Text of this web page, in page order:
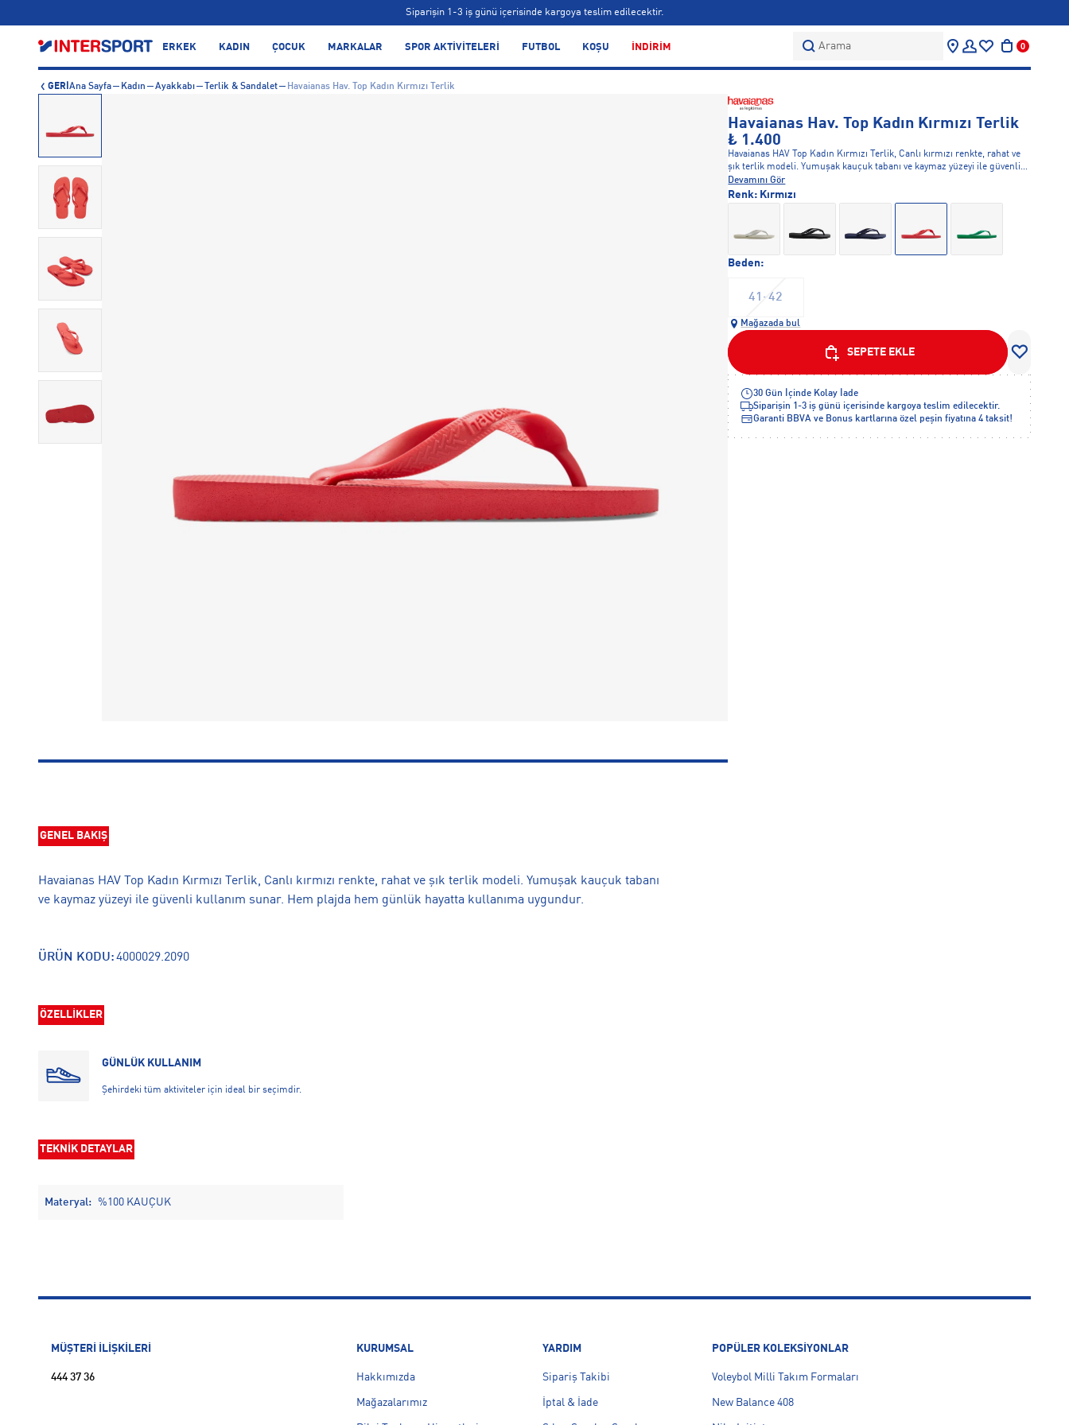
Siparişin 1-3 iş günü içerisinde kargoya teslim edilecektir.
Bonus kartlara özel vade farksız taksit seçenekleri!
ERKEK KADIN ÇOCUK MARKALAR SPOR AKTİVİTELERİ FUTBOL KOŞU İNDİRİM Arama 0
GERİ Ana Sayfa Kadın Ayakkabı Terlik & Sandalet Havaianas Hav. Top Kadın Kırmızı Terlik
GENEL BAKIŞ
Havaianas HAV Top Kadın Kırmızı Terlik, Canlı kırmızı renkte, rahat ve şık terlik modeli. Yumuşak kauçuk tabanı
ve kaymaz yüzeyi ile güvenli kullanım sunar. Hem plajda hem günlük hayatta kullanıma uygundur.
ÜRÜN KODU:4000029.2090
ÖZELLİKLER
GÜNLÜK KULLANIM
Şehirdeki tüm aktiviteler için ideal bir seçimdir.
TEKNİK DETAYLAR
Materyal: %100 KAUÇUK
Havaianas Hav. Top Kadın Kırmızı Terlik
₺ 1.400
Havaianas HAV Top Kadın Kırmızı Terlik, Canlı kırmızı renkte, rahat ve
şık terlik modeli. Yumuşak kauçuk tabanı ve kaymaz yüzeyi ile güvenli
kullanım sunar. Hem plajda hem günlük hayatta kullanıma uygundur.
Devamını Gör
Beden:
41-42
Renk: Kırmızı
Mağazada bul
SEPETE EKLE
30 Gün İçinde Kolay İade
Siparişin 1-3 iş günü içerisinde kargoya teslim edilecektir.
Garanti BBVA ve Bonus kartlarına özel peşin fiyatına 4 taksit!
MÜŞTERİ İLİŞKİLERİ
444 37 36
KURUMSAL
Hakkımızda
Mağazalarımız
YARDIM
Sipariş Takibi
İptal & İade
POPÜLER KOLEKSİYONLAR
Voleybol Milli Takım Formaları
New Balance 408